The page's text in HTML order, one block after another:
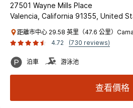
27501 Wayne Mills Place
Valencia, California 91355, United
距離市中心 29.58 英里（47.6 公里）
4.72
(730 reviews)
泊車 游泳池
查看價格